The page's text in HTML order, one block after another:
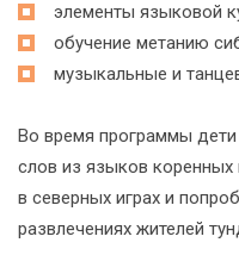
элементы языковой
обучение метанию
музыкальные и
Во время программы
слов из языков коренных
в северных играх и
развлечениях жителей